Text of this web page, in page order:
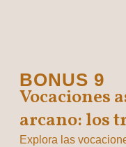
BONUS 9
Vocaciones
arcano: los
Explora las